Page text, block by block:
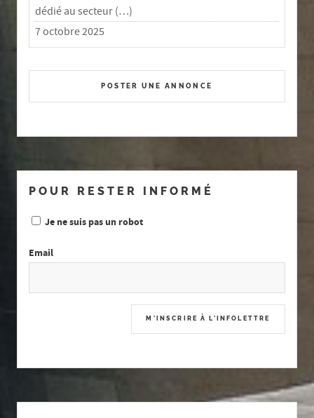
dédié au secteur (…)
7 octobre 2025
POSTER UNE ANNONCE
POUR RESTER INFORMÉ
Je ne suis pas un robot
Email